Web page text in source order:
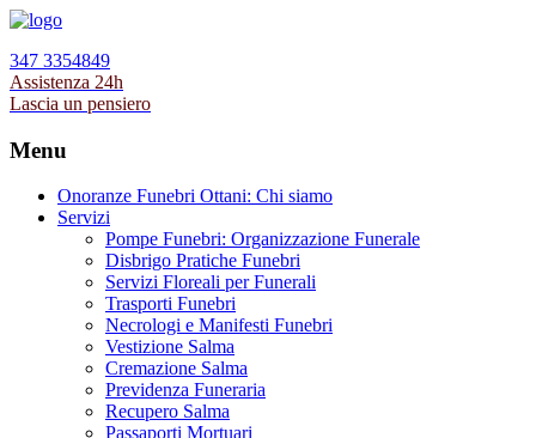
347 3354849
Assistenza 24h
Lascia un pensiero
Menu
Onoranze Funebri Ottani: Chi siamo
Servizi
Pompe Funebri: Organizzazione Funerale
Disbrigo Pratiche Funebri
Servizi Floreali per Funerali
Trasporti Funebri
Necrologi e Manifesti Funebri
Vestizione Salma
Cremazione Salma
Previdenza Funeraria
Recupero Salma
Passaporti Mortuari